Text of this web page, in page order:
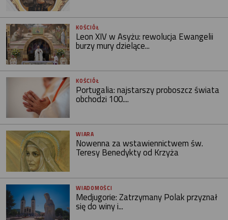
KOŚCIÓŁ
Leon XIV w Asyżu: rewolucja Ewangelii
burzy mury dzielące...
KOŚCIÓŁ
Portugalia: najstarszy proboszcz świata
obchodzi 100....
WIARA
Nowenna za wstawiennictwem św.
Teresy Benedykty od Krzyża
WIADOMOŚCI
Medjugorie: Zatrzymany Polak przyznał
się do winy i...